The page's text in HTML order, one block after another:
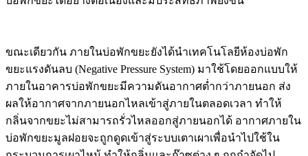
ขณะเดียวกัน ภายในบ่อพักขยะยังได้นำเทคโนโลยีห้องบ่อพัก
ขยะแรงดันลบ (Negative Pressure System) มาใช้โดยออกแบบให้
ภายในอาคารบ่อพักขยะมีความดันอากาศต่ำกว่าภายนอก ส่ง
ผลให้อากาศจากภายนอกไหลเข้าสู่ภายในตลอดเวลา ทำให้
กลิ่นจากขยะไม่สามารถรั่วไหลออกสู่ภายนอกได้ อากาศภายใน
บ่อพักขยะมูลฝอยจะถูกดูดเข้าสู่ระบบเตาเผาเพื่อนำไปใช้ใน